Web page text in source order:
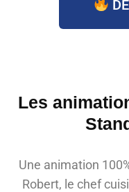
Les
Une animation
Robert, le chef